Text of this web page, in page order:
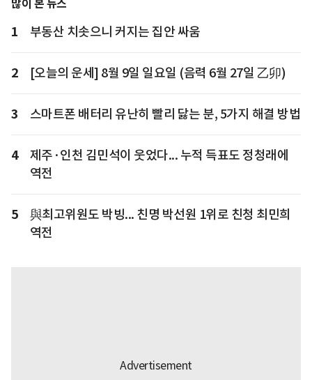
많이 본 뉴스
1 부동산 치솟으니 커지는 집안 싸움
2 [오늘의 운세] 8월 9일 일요일 (음력 6월 27일 乙卯)
3 스마트폰 배터리 유난히 빨리 닳는 분, 5가지 해결 방법
4
제주·인천 김민석이 웃었다... 누적 득표도 정청래에
역전
5
與최고위원도 박빙... 친명 박선원 1위로 친청 최민희
역전